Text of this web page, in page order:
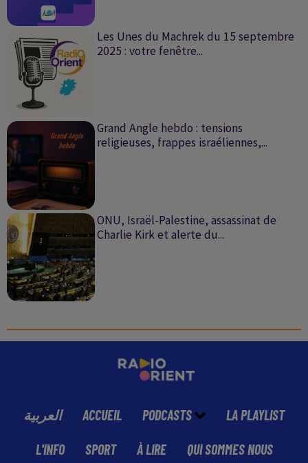
Les Unes du Machrek du 15 septembre
2025 : votre fenêtre...
Grand Angle hebdo : tensions
religieuses, frappes israéliennes,...
ONU, Israël-Palestine, assassinat de
Charlie Kirk et alerte du...
العربية ACCUEIL PODCASTS LA PLAYLIST
L'INFO SPORT À LIRE QUI SOMMES NOUS